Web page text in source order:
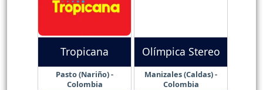
Tropicana
Pasto (Nariño) -
Colombia
Olímpica Stereo
Manizales (Caldas) -
Colombia